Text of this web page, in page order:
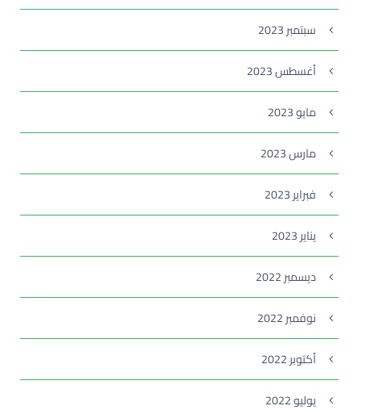
سبتمبر 2023
أغسطس 2023
مايو 2023
مارس 2023
فبراير 2023
يناير 2023
ديسمبر 2022
نوفمبر 2022
أكتوبر 2022
يوليو 2022